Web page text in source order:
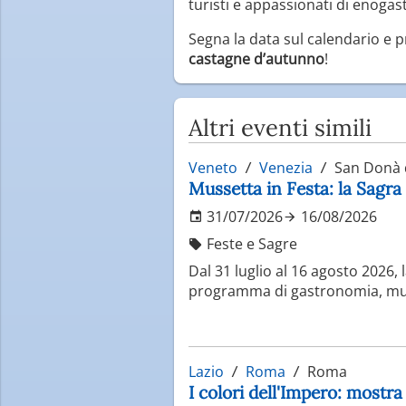
turisti e appassionati di
Segna la data sul calendario
castagne d’autunno!
Altri eventi simili
Veneto Venezia San Donà
Mussetta in Festa: la
31/07/2026
16/08/2026
Feste e Sagre
Dal 31 luglio al 16 agosto
programma di gastronomia,
Lazio Roma Roma
I colori dell'Impero: